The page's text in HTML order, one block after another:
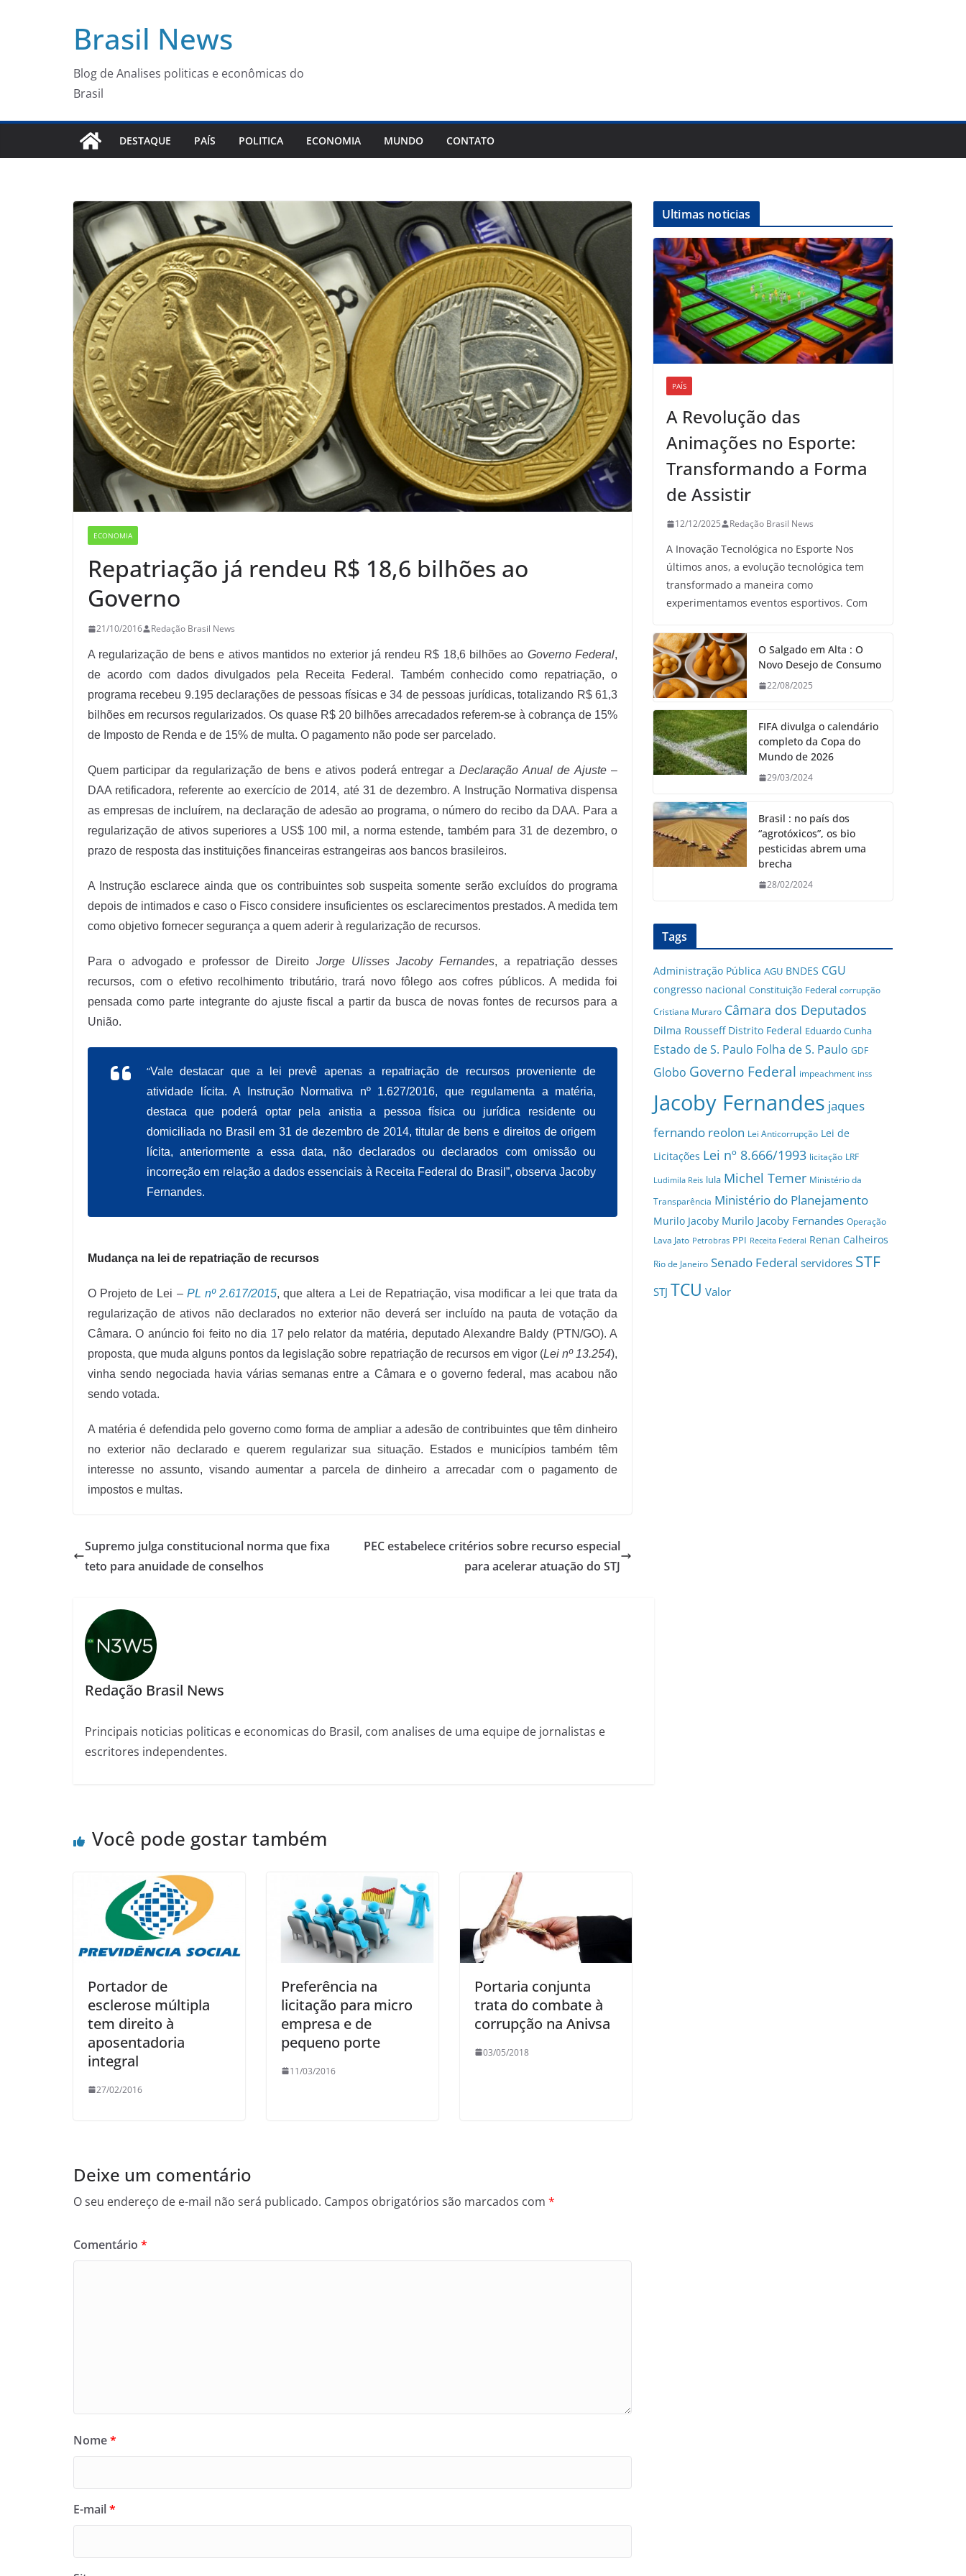
Brasil News
Blog de Analises politicas e econômicas do
Brasil
DESTAQUE PAÍS POLITICA ECONOMIA MUNDO CONTATO
ECONOMIA
Repatriação já rendeu R$ 18,6 bilhões ao
Governo
21/10/2016 Redação Brasil News
A regularização de bens e ativos mantidos no exterior já rendeu R$ 18,6 bilhões ao Governo Federal,
de acordo com dados divulgados pela Receita Federal. Também conhecido como repatriação, o
programa recebeu 9.195 declarações de pessoas físicas e 34 de pessoas jurídicas, totalizando R$ 61,3
bilhões em recursos regularizados. Os quase R$ 20 bilhões arrecadados referem-se à cobrança de 15%
de Imposto de Renda e de 15% de multa. O pagamento não pode ser parcelado.
Quem participar da regularização de bens e ativos poderá entregar aDeclaração Anual de Ajuste–
DAA retificadora, referente ao exercício de 2014, até 31 de dezembro. A Instrução Normativa dispensa
as empresas de incluírem, na declaração de adesão ao programa, o número do recibo da DAA. Para a
regularização de ativos superiores a US$ 100 mil, a norma estende, também para 31 de dezembro, o
prazo de resposta das instituições financeiras estrangeiras aos bancos brasileiros.
A Instrução esclarece ainda que os contribuintes sob suspeita somente serão excluídos do programa
depois de intimados e caso o Fisco considere insuficientes os esclarecimentos prestados. A medida tem
como objetivo fornecer segurança a quem aderir à regularização de recursos.
Para o advogado e professor de Direito Jorge Ulisses Jacoby Fernandes, a repatriação desses
recursos, com o efetivo recolhimento tributário, trará novo fôlego aos cofres públicos. A medida foi
pensada como parte integrante do ajuste fiscal a partir da busca de novas fontes de recursos para a
União.
“Vale destacar que a lei prevê apenas a repatriação de recursos proveniente de
atividade lícita. A
Instrução Normativa nº 1.627/2016, que regulamenta a matéria,
destaca que poderá optar pela anistia a pessoa física ou jurídica residente ou
domiciliada no Brasil em 31 de dezembro de 2014, titular de bens e direitos de origem
lícita, anteriormente a essa data, não declarados ou declarados com omissão ou
incorreção em relação a dados essenciais à Receita Federal do Brasil”, observa Jacoby
Fernandes.
Mudança na lei de repatriação de recursos
O Projeto de Lei – PL nº 2.617/2015, que altera a Lei de Repatriação, visa modificar a lei que trata da
regularização de ativos não declarados no exterior não deverá ser incluído na pauta de votação da
Câmara. O anúncio foi feito no dia 17 pelo relator da matéria, deputado Alexandre Baldy (PTN/GO). A
proposta, que muda alguns pontos da legislação sobre repatriação de recursos em vigor (Lei nº 13.254),
vinha sendo negociada havia várias semanas entre a Câmara e o governo federal, mas acabou não
sendo votada.
A matéria é defendida pelo governo como forma de ampliar a adesão de contribuintes que têm dinheiro
no exterior não declarado e querem regularizar sua situação. Estados e municípios também têm
interesse no assunto, visando aumentar a parcela de dinheiro a arrecadar com o pagamento de
impostos e multas.
Supremo julga constitucional norma que fixa
teto para anuidade de conselhos
PEC estabelece critérios sobre recurso especial
para acelerar atuação do STJ
Redação Brasil News
Principais noticias politicas e economicas do Brasil, com analises de uma equipe de jornalistas e
escritores independentes.
Você pode gostar também
Portador de
esclerose múltipla
tem direito à
aposentadoria
integral
27/02/2016
Preferência na
licitação para micro
empresa e de
pequeno porte
11/03/2016
Portaria conjunta
trata do combate à
corrupção na Anivsa
03/05/2018
Deixe um comentário
O seu endereço de e-mail não será publicado. Campos obrigatórios são marcados com *
Comentário *
Nome*
E-mail*
Ultimas noticias
PAÍS
A Revolução das
Animações no Esporte:
Transformando a Forma
de Assistir
12/12/2025 Redação Brasil News
A Inovação Tecnológica no Esporte Nos
últimos anos, a evolução tecnológica tem
transformado a maneira como
experimentamos eventos esportivos. Com
O Salgado em Alta : O
Novo Desejo de Consumo
22/08/2025
FIFA divulga o calendário
completo da Copa do
Mundo de 2026
29/03/2024
Brasil : no país dos
“agrotóxicos”, os bio
pesticidas abrem uma
brecha
28/02/2024
Tags
Administração Pública AGU BNDES CGU
congresso nacional Constituição Federal corrupção
Cristiana Muraro Câmara dos Deputados
Dilma Rousseff Distrito Federal Eduardo Cunha
Estado de S. Paulo Folha de S. Paulo GDF
Globo Governo Federal impeachment inss
Jacoby Fernandes jaques
fernando reolon Lei Anticorrupção Lei de
Licitações Lei nº 8.666/1993 licitação LRF
Ludimila Reis lula Michel Temer Ministério da
Transparência Ministério do Planejamento
Murilo Jacoby Murilo Jacoby Fernandes Operação
Lava Jato Petrobras PPI Receita Federal Renan Calheiros
Rio de Janeiro Senado Federal servidores STF
STJ TCU Valor